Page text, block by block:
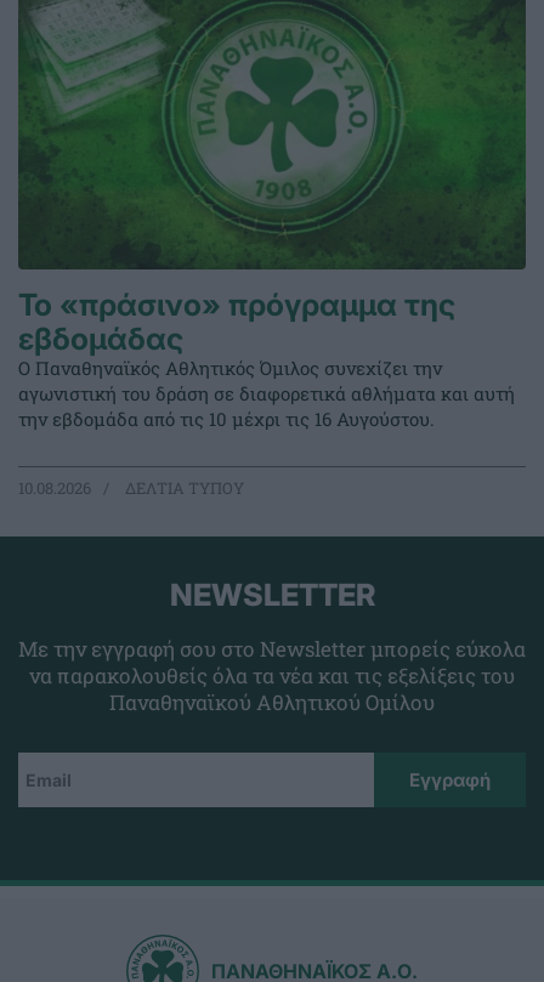
Το «πράσινο» πρόγραμμα της
εβδομάδας
Ο Παναθηναϊκός Αθλητικός Όμιλος συνεχίζει την
αγωνιστική του δράση σε διαφορετικά αθλήματα και αυτή
την εβδομάδα από τις 10 μέχρι τις 16 Αυγούστου.
10.08.2026 ΔΕΛΤΙΑ ΤΥΠΟΥ
NEWSLETTER
Με την εγγραφή σου στο Newsletter μπορείς εύκολα
να παρακολουθείς όλα τα νέα και τις εξελίξεις του
Παναθηναϊκού Αθλητικού Ομίλου
ΠΑΝΑΘΗΝΑΪΚΟΣ Α.Ο.